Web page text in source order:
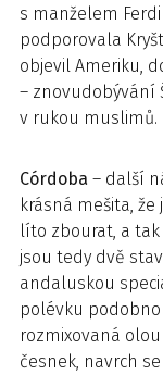
s manželem
podporovala
objevil Ameriku,
– znovudobývání
v rukou muslimů.
Córdoba – další
krásná mešita,
líto zbourat, a
jsou tedy dvě
andaluskou
polévku
rozmixovaná
česnek, navrch